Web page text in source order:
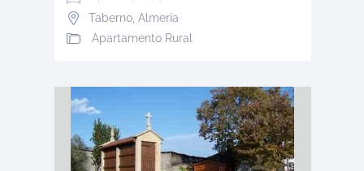
Taberno, Almería
Apartamento Rural